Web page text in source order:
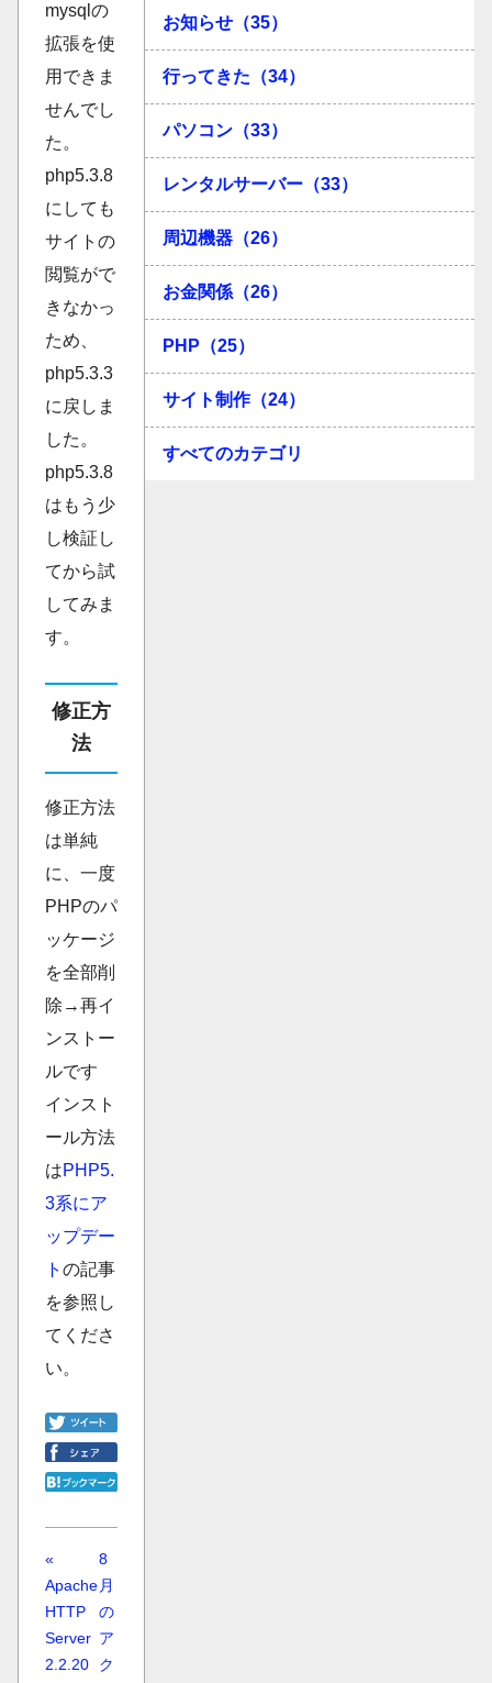
mysqlの
拡張を使
用できま
せんでし
た。
php5.3.8
にしても
サイトの
閲覧がで
きなかっ
ため、
php5.3.3
に戻しま
した。
php5.3.8
はもう少
し検証し
てから試
してみま
す。
修正方
法
修正方法
は単純
に、一度
PHPのパ
ッケージ
を全部削
除→再イ
ンストー
ルです
インスト
ール方法
はPHP5.
3系にア
ップデー
ト の記事
を参照し
てくださ
い。
«
Apache
HTTP
Server
2.2.20
8
月
の
ア
ク
お知らせ（35）
行ってきた（34）
パソコン（33）
レンタルサーバー（33）
周辺機器（26）
お金関係（26）
PHP（25）
サイト制作（24）
すべてのカテゴリ